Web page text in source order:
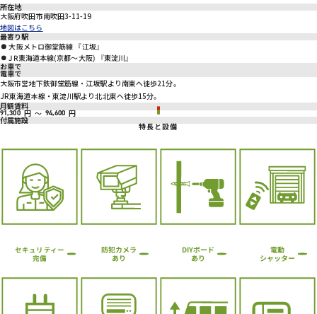
所在地
大阪府吹田市南吹田3-11-19
地図はこちら
最寄り駅
大阪メトロ御堂筋線 『江坂』
JR東海道本線(京都～大阪) 『東淀川』
お車で
電車で
大阪市営地下鉄御堂筋線・江坂駅より南東へ徒歩21分。
JR東海道本線・東淀川駅より北北東へ徒歩15分。
月額賃料
91,300 円 ～ 94,600 円
付属施設
特長と設備
セキュリティー
完備
防犯カメラ
あり
DIYボード
あり
電動
シャッター